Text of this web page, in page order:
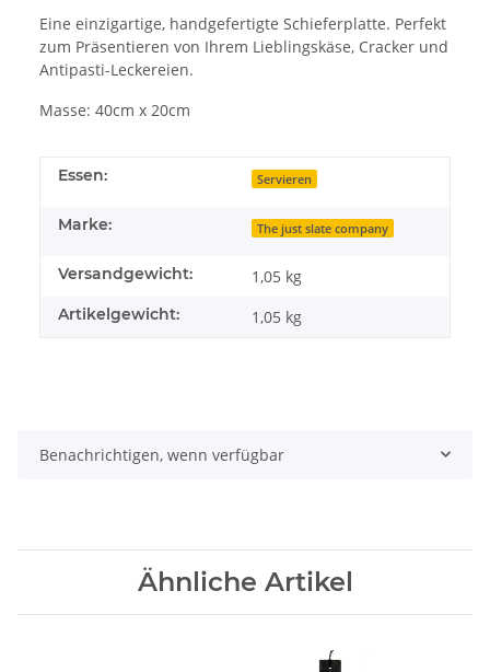
Eine einzigartige, handgefertigte Schieferplatte. Perfekt
zum Präsentieren von Ihrem Lieblingskäse, Cracker und
Antipasti-Leckereien.
Masse: 40cm x 20cm
Essen: Servieren
Marke: The just slate company
Versandgewicht: 1,05 kg
Artikelgewicht: 1,05 kg
Benachrichtigen, wenn verfügbar
Ähnliche Artikel